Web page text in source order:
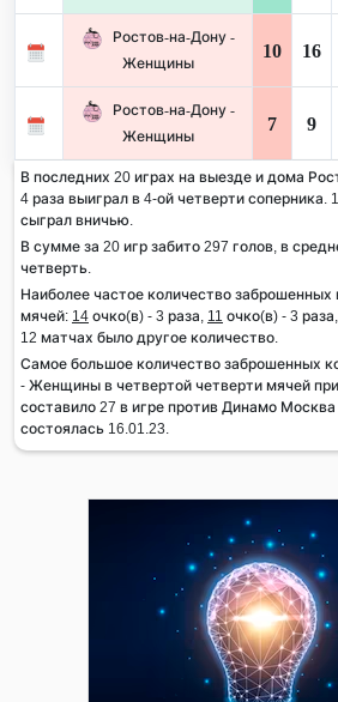
Ростов-на-Дону -
Женщины
10 16
Ростов-на-Дону -
Женщины
7 9
В последних 20 играх на выезде и дома
4 раза выиграл в 4-ой четверти соперника.
сыграл вничью.
В сумме за 20 игр забито 297 голов, в
четверть.
Наиболее частое количество заброшенных
мячей: 14 очко(в) - 3 раза, 11 очко(в) - 3 раза,
12 матчах было другое количество.
Самое большое количество заброшенных
- Женщины в четвертой четверти мячей
составило 27 в игре против Динамо
состоялась 16.01.23.